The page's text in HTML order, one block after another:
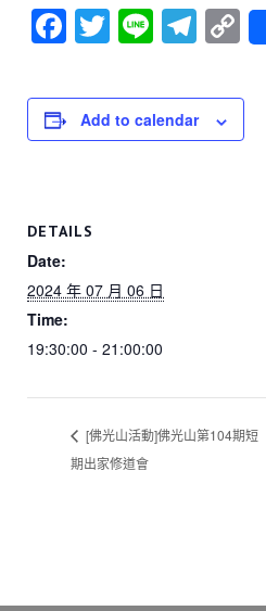
F
c
e
o
k
T
tt
er
Li
e
T
e
gr
C
o
p
y
Add to calendar
DETAILS
Date:
2024 年 07 月 06 日
Time:
19:30:00 - 21:00:00
[佛光山活動]佛光山第104期短
期出家修道會